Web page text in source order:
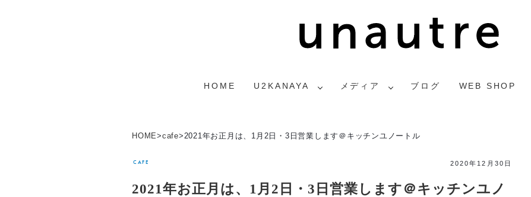
HOME U2KANAYA メディア ブログ WEB SHOP
HOME>cafe>2021年お正月は、1月2日・3日営業します＠キッチンユノートル
CAFE 2020年12月30日
2021年お正月は、1月2日・3日営業します＠キッチンユノ